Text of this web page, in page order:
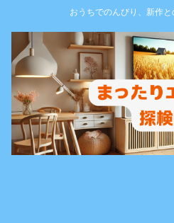
おうちでのんびり、新作